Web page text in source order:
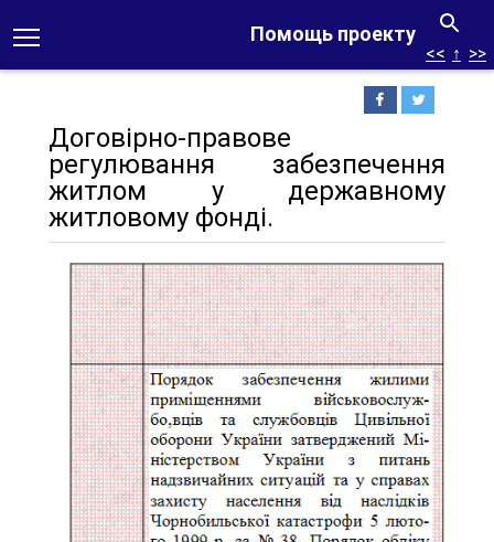
Помощь проекту
<< ↑ >>
Договірно-правове
регулювання забезпечення
житлом у державному
житловому фонді.